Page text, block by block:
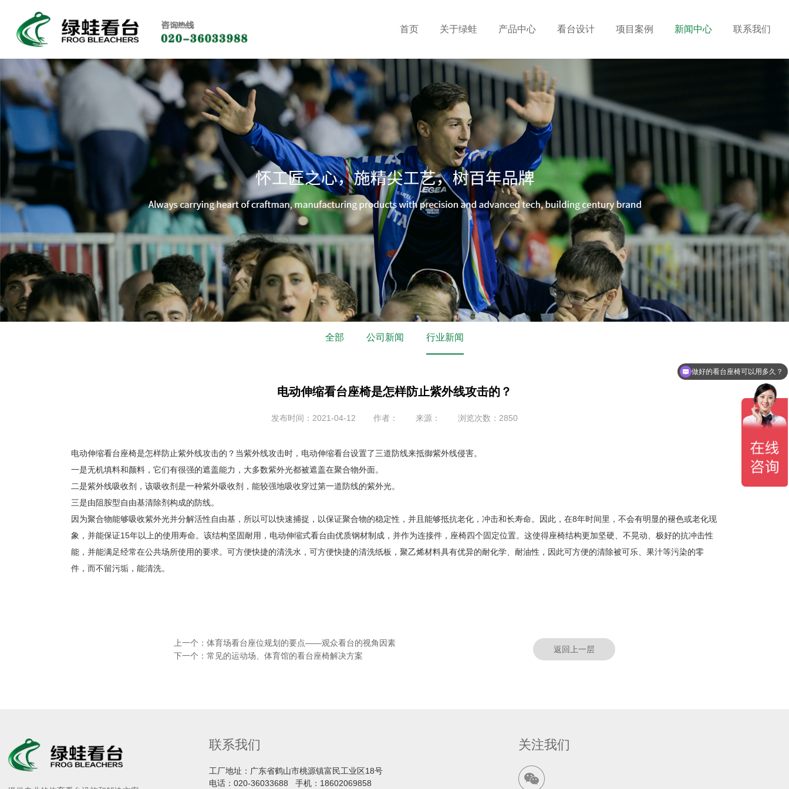
首页 关于绿蛙 产品中心 看台设计 项目案例 新闻中心 联系我们
全部 公司新闻 行业新闻
电动伸缩看台座椅是怎样防止紫外线攻击的？
发布时间：2021-04-12 作者： 来源： 浏览次数：2850
电动伸缩看台座椅是怎样防止紫外线攻击的？当紫外线攻击时，电动伸缩看台设置了三道防线来抵御紫外线侵害。
一是无机填料和颜料，它们有很强的遮盖能力，大多数紫外光都被遮盖在聚合物外面。
二是紫外线吸收剂，该吸收剂是一种紫外吸收剂，能较强地吸收穿过第一道防线的紫外光。
三是由阻胺型自由基清除剂构成的防线。
因为聚合物能够吸收紫外光并分解活性自由基，所以可以快速捕捉，以保证聚合物的稳定性，并且能够抵抗老化，冲击和长寿命。因此，在8年时间里，不会有明显的褪色或老化现
象，并能保证15年以上的使用寿命。该结构坚固耐用，电动伸缩式看台由优质钢材制成，并作为连接件，座椅四个固定位置。这使得座椅结构更加坚硬、不晃动、极好的抗冲击性
能，并能满足经常在公共场所使用的要求。可方便快捷的清洗水，可方便快捷的清洗纸板，聚乙烯材料具有优异的耐化学、耐油性，因此可方便的清除被可乐、果汁等污染的零
件，而不留污垢，能清洗。
上一个： 体育场看台座位规划的要点——观众看台的视角因素
下一个： 常见的运动场、体育馆的看台座椅解决方案
返回上一层
联系我们
工厂地址：广东省鹤山市桃源镇富民工业区18号
电话： 020-36033688 手机： 18602069858
关注我们
做好的看台座椅可以用多久？
看台座椅有哪几种可以选？